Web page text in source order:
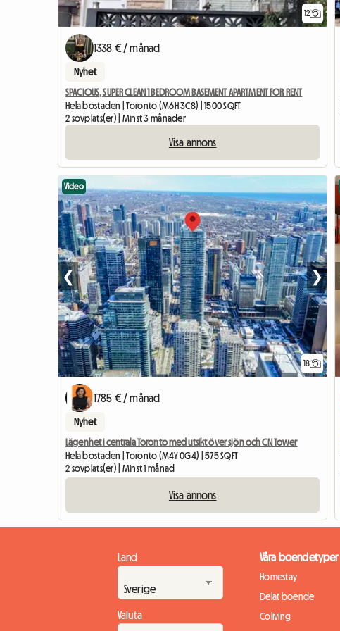
12
1338 € / månad
Nyhet
SPACIOUS, SUPER CLEAN 1 BEDROOM BASEMENT APARTMENT FOR RENT
Hela bostaden | Toronto (M6H 3C8) | 1500 SQFT
2 sovplats(er) | Minst 3 månader
Visa annons
18
Video
❮ ❯
1785 € / månad
Nyhet
Lägenhet i centrala Toronto med utsikt över sjön och CN Tower
Hela bostaden | Toronto (M4Y 0G4) | 575 SQFT
2 sovplats(er) | Minst 1 månad
Visa annons
Land
Valuta
Våra boendetyper
Homestay
Delat boende
Coliving